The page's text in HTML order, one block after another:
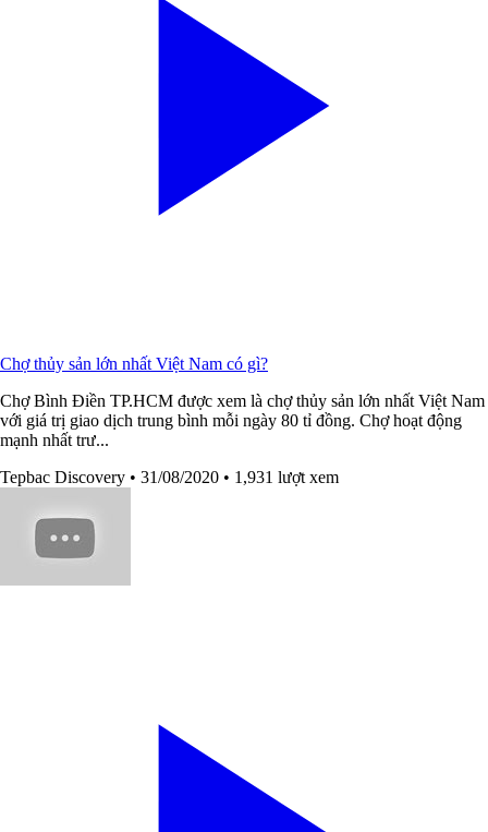
Chợ thủy sản lớn nhất Việt Nam có gì?
Chợ Bình Điền TP.HCM được xem là chợ thủy sản lớn nhất Việt Nam
với giá trị giao dịch trung bình mỗi ngày 80 tỉ đồng. Chợ hoạt động
mạnh nhất trư...
Tepbac Discovery • 31/08/2020 • 1,931 lượt xem